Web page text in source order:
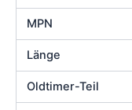
MPN
Länge
Oldtimer-Teil